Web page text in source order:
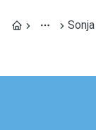
Sonja